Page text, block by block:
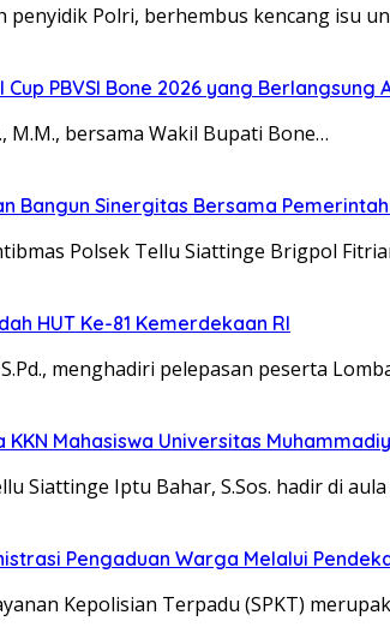
penyidik Polri, berhembus kencang isu
PBVSI Bone 2026 yang Berlangsung
M.M., bersama Wakil Bupati Bone…
Bangun Sinergitas Bersama
Polsek Tellu Siattinge Brigpol
HUT Ke-81 Kemerdekaan RI
menghadiri pelepasan peserta
Mahasiswa Universitas
Siattinge Iptu Bahar, S.Sos. hadir di
Pengaduan Warga Melalui
Kepolisian Terpadu (SPKT)